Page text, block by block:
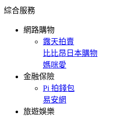
綜合服務
網路購物
露天拍賣
比比昂日本購物
媽咪愛
金融保險
Pi 拍錢包
易安網
旅遊娛樂